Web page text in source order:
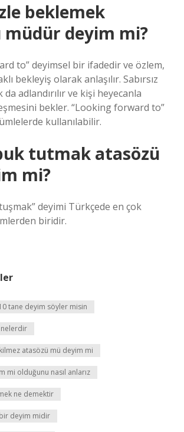
beklemek
müdür deyim mi?
to” deyimsel bir ifadedir ve özlem,
bekleyiş olarak anlaşılır. Sabırsız
adlandırılır ve kişi heyecanla
bekler. “Looking forward to”
kullanılabilir.
tutmak atasözü
mi?
deyimi Türkçede en çok
biridir.
tane deyim söyler misin
atasözü mü deyim mi
mi olduğunu nasıl anlarız
ne demektir
deyim midir